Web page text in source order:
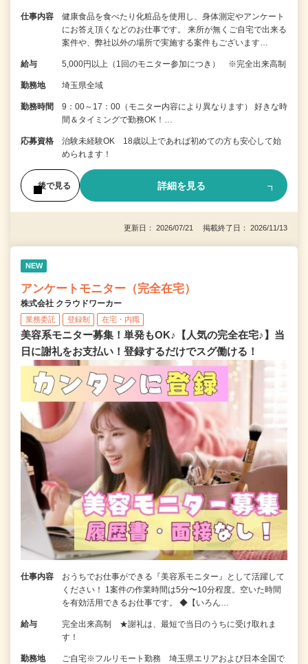
仕事内容
健康食品を食べたり化粧品を使用し、身体測定やアンケート
にお答え頂くなどのお仕事です。 来所が無くご自宅で出来る
案件や、弊社以外の場所で実施する案件もございます…
給与 5,000円以上（1回のモニター参加につき） ※完全出来高制
勤務地 埼玉県全域
勤務時間
9：00～17：00（モニター内容により異なります） 好きな時
間＆タイミングで勤務OK！…
応募資格
治験未経験OK 18歳以上であれば初めての方も安心して始
められます！
後で見る 詳細を見る
更新日： 2026/07/21 掲載終了日： 2026/11/13
NEW
アンケートモニター（完全在宅）
株式会社 クラウドワーカー
業務委託 登録制 在宅・内職
美容系モニター募集！単発もOK♪【人気の完全在宅♪】当
日に謝礼をお支払い！登録するだけでスグ働ける！
仕事内容
おうちでお仕事ができる『美容系モニター』として活躍して
ください！ 1案件の作業時間は5分〜10分程度。空いた時間
を有効活用できるお仕事です。 ◆【いろん…
給与
完全出来高制 ★謝礼は、最短で当日のうちに受け取れま
す！
勤務地
ご自宅※フルリモート勤務 埼玉県エリアおよび日本全国で